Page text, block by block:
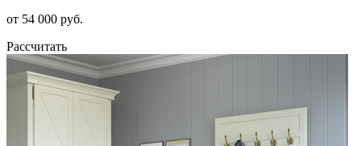
от 54 000 руб.
Рассчитать